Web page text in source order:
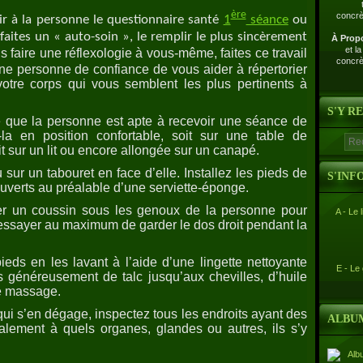
à la personne le questionnaire santé 1èreséanceou
un « auto-soin », le remplir le plus sincèrement
faire une réflexologie à vous-même, faites ce travail
personne de confiance de vous aider à répertorier
corps qui vous semblent les plus pertinents à
la personne est apte à recevoir une séance de
la en position confortable, soit sur une table de
sur un lit ou encore allongée sur un canapé.
un tabouret en face d’elle. Installez les pieds de
au préalable d’une serviette-éponge.
un coussin sous les genoux de la personne pour
au maximum de garder le dos droit pendant la
en les lavant à l’aide d’une lingette nettoyante
de talc jusqu’aux chevilles, d’huile
massage.
s’en dégage, inspectez tous les endroits ayant des
à quels organes, glandes ou autres, ils s’y
À
et
S'Y
A - Le
E - Le